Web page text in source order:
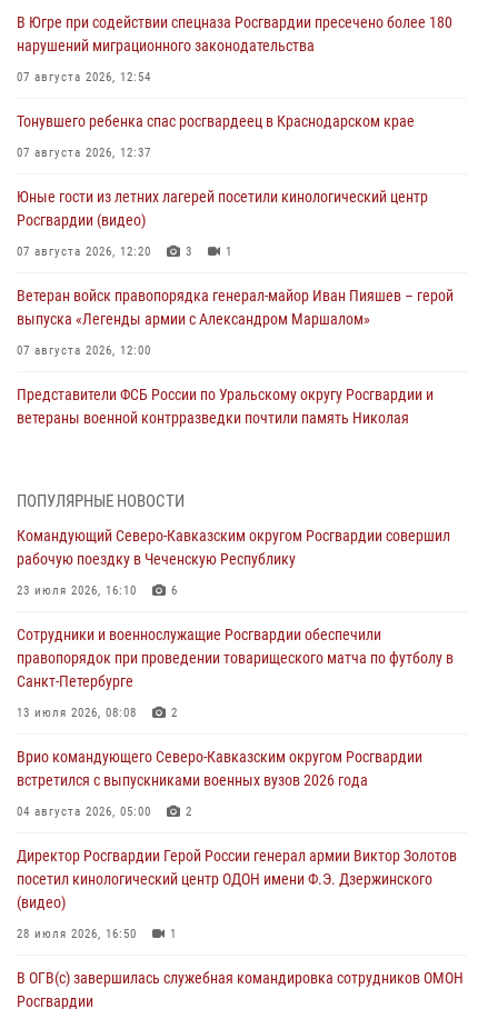
В Югре при содействии спецназа Росгвардии пресечено более 180
нарушений миграционного законодательства
07 августа 2026, 12:54
Тонувшего ребенка спас росгвардеец в Краснодарском крае
07 августа 2026, 12:37
Юные гости из летних лагерей посетили кинологический центр
Росгвардии (видео)
07 августа 2026, 12:20 3 1
Ветеран войск правопорядка генерал-майор Иван Пияшев – герой
выпуска «Легенды армии с Александром Маршалом»
07 августа 2026, 12:00
Представители ФСБ России по Уральскому округу Росгвардии и
ветераны военной контрразведки почтили память Николая
Смольного собора в Санкт-Петербурге (видео)
07 августа 2026, 11:34
взрывобезопасности
07 августа 2026, 11:33
Рэпер ST посетил раненых росгвардейцев в Главном военном
07 августа 2026, 11:18 2
В Ставрополе офицеры Росгвардии стали участниками пресс-
07 августа 2026, 11:00
ПОПУЛЯРНЫЕ НОВОСТИ
Командующий Северо-Кавказским округом Росгвардии совершил
рабочую поездку в Чеченскую Республику
23 июля 2026, 16:10 6
Сотрудники и военнослужащие Росгвардии обеспечили
правопорядок при проведении товарищеского матча по футболу в
Санкт-Петербурге
13 июля 2026, 08:08 2
Врио командующего Северо-Кавказским округом Росгвардии
встретился с выпускниками военных вузов 2026 года
04 августа 2026, 05:00 2
Директор Росгвардии Герой России генерал армии Виктор Золотов
посетил кинологический центр ОДОН имени Ф.Э. Дзержинского
(видео)
28 июля 2026, 16:50 1
В ОГВ(с) завершилась служебная командировка сотрудников ОМОН
Росгвардии